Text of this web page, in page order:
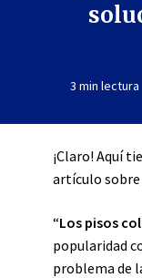
3 min lectura
¡Claro! Aquí
artículo sobre
“Los pisos
popularidad
problema de